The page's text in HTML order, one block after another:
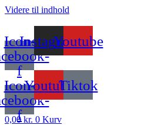
Videre til indhold
Icon-
f
InstagramYoutube
Icon-
f
YoutubeTiktok
0,00kr. 0 Kurv